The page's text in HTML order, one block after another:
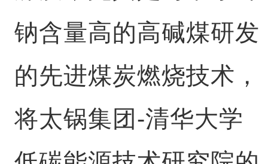
钠含量高的高碱煤研发
的先进煤炭燃烧技术，
将太锅集团-清华大学